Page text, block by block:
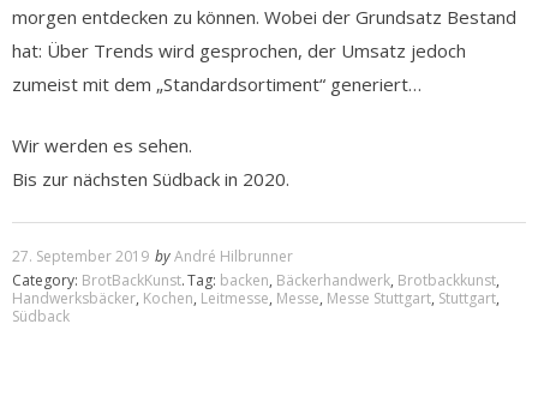
morgen entdecken zu können. Wobei der Grundsatz Bestand
hat: Über Trends wird gesprochen, der Umsatz jedoch
zumeist mit dem „Standardsortiment“ generiert…
Wir werden es sehen.
Bis zur nächsten Südback in 2020.
27. September 2019 byAndré Hilbrunner
Category: BrotBackKunst.Tag: backen, Bäckerhandwerk, Brotbackkunst,
Handwerksbäcker, Kochen, Leitmesse, Messe, Messe Stuttgart, Stuttgart,
Südback